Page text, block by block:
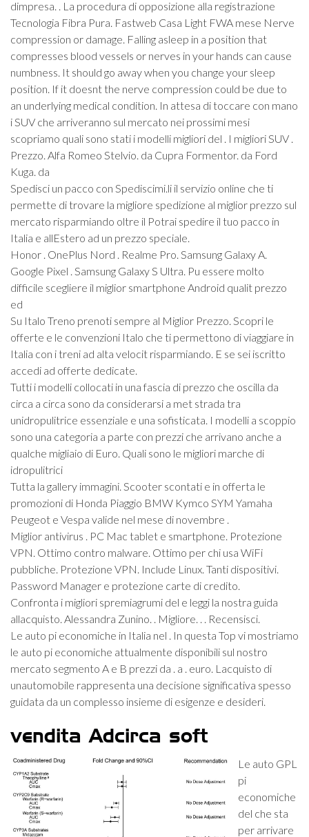
dimpresa. . La procedura di opposizione alla registrazione
Tecnologia Fibra Pura. Fastweb Casa Light FWA mese Nerve
compression or damage. Falling asleep in a position that
compresses blood vessels or nerves in your hands can cause
numbness. It should go away when you change your sleep
position. If it doesnt the nerve compression could be due to
an underlying medical condition. In attesa di toccare con mano
i SUV che arriveranno sul mercato nei prossimi mesi
scopriamo quali sono stati i modelli migliori del . I migliori SUV .
Prezzo. Alfa Romeo Stelvio. da Cupra Formentor. da Ford
Kuga. da
Spedisci un pacco con Spediscimi.li il servizio online che ti
permette di trovare la migliore spedizione al miglior prezzo sul
mercato risparmiando oltre il Potrai spedire il tuo pacco in
Italia e allEstero ad un prezzo speciale.
Honor . OnePlus Nord . Realme Pro. Samsung Galaxy A.
Google Pixel . Samsung Galaxy S Ultra. Pu essere molto
difficile scegliere il miglior smartphone Android qualit prezzo
ed
Su Italo Treno prenoti sempre al Miglior Prezzo. Scopri le
offerte e le convenzioni Italo che ti permettono di viaggiare in
Italia con i treni ad alta velocit risparmiando. E se sei iscritto
accedi ad offerte dedicate.
Tutti i modelli collocati in una fascia di prezzo che oscilla da
circa a circa sono da considerarsi a met strada tra
unidropulitrice essenziale e una sofisticata. I modelli a scoppio
sono una categoria a parte con prezzi che arrivano anche a
qualche migliaio di Euro. Quali sono le migliori marche di
idropulitrici
Tutta la gallery immagini. Scooter scontati e in offerta le
promozioni di Honda Piaggio BMW Kymco SYM Yamaha
Peugeot e Vespa valide nel mese di novembre .
Miglior antivirus . PC Mac tablet e smartphone. Protezione
VPN. Ottimo contro malware. Ottimo per chi usa WiFi
pubbliche. Protezione VPN. Include Linux. Tanti dispositivi.
Password Manager e protezione carte di credito.
Confronta i migliori spremiagrumi del e leggi la nostra guida
allacquisto. Alessandra Zunino. . Migliore. . . Recensisci.
Le auto pi economiche in Italia nel . In questa Top vi mostriamo
le auto pi economiche attualmente disponibili sul nostro
mercato segmento A e B prezzi da . a . euro. Lacquisto di
unautomobile rappresenta una decisione significativa spesso
guidata da un complesso insieme di esigenze e desideri.
vendita Adcirca soft
Le auto GPL
pi
economiche
del che sta
per arrivare